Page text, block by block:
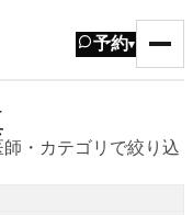
予約▾
師・カテゴリで絞り込